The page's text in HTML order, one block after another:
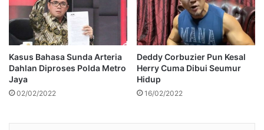
Kasus Bahasa Sunda Arteria
Dahlan Diproses Polda Metro
Jaya
02/02/2022
Deddy Corbuzier Pun Kesal
Herry Cuma Dibui Seumur
Hidup
16/02/2022